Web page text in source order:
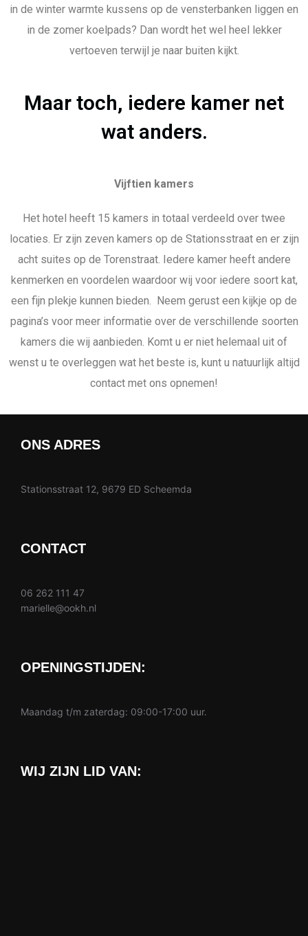
in de winter warmte kussens op de vensterbanken liggen en
in de zomer koelpads? Dan wordt het wel heel lekker
vertoeven terwijl je naar buiten kijkt.
Maar toch, iedere kamer net
wat anders.
Vijftien kamers
Het hotel heeft 15 kamers in totaal verdeeld over twee
locaties. Er zijn zeven kamers op de Stationsstraat en er zijn
acht suites op de Torenstraat. Iedere kamer heeft andere
kenmerken en voordelen waardoor wij voor iedere soort kat,
een fijn plekje kunnen bieden. Neem gerust een kijkje op de
pagina’s voor meer informatie over de verschillende soorten
kamers die wij aanbieden. Komt u er niet helemaal uit of
wenst u te overleggen wat het beste is, kunt u natuurlijk altijd
contact met ons opnemen!
ONS ADRES
Stationsstraat 12, 9679 ED Scheemda
CONTACT
06 262 111 47
marielle@ookh.nl
OPENINGSTIJDEN:
Maandag t/m zaterdag: 09:00-17:00 uur.
WIJ ZIJN LID VAN: